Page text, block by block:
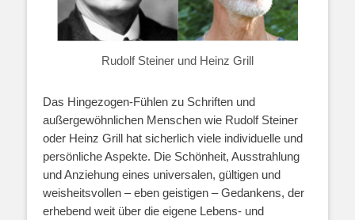
Rudolf Steiner und Heinz Grill
Das Hingezogen-Fühlen zu Schriften und
außergewöhnlichen Menschen wie Rudolf Steiner
oder Heinz Grill hat sicherlich viele individuelle und
persönliche Aspekte. Die Schönheit, Ausstrahlung
und Anziehung eines universalen, gültigen und
weisheitsvollen – eben geistigen – Gedankens, der
erhebend weit über die eigene Lebens- und